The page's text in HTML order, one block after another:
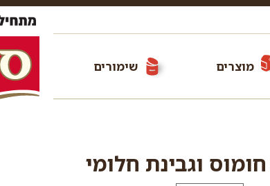
מוצרים שימורים
וגבינת חלומי